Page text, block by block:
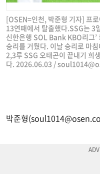
[OSEN=인천, 박준형 기자] 프
13연패에서 탈출했다.SSG는 3
신한은행 SOL Bank KBO리그’
승리를 거뒀다. 이날 승리로 마
2,3루 SSG 오태곤이 끝내기 희
다. 2026.06.03 /
박준형(